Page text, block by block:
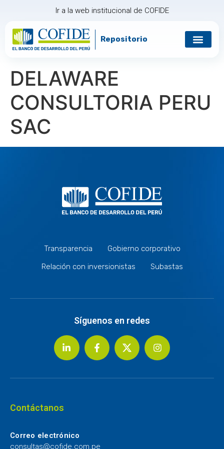
Ir a la web institucional de COFIDE
Repositorio
DELAWARE
CONSULTORIA PERU
SAC
Transparencia
Gobierno corporativo
Relación con inversionistas
Subastas
Síguenos en redes
Contáctanos
Correo electrónico
consultas@cofide.com.pe